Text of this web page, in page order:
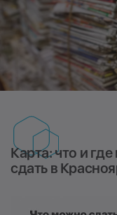
Карта: что и
сдать в